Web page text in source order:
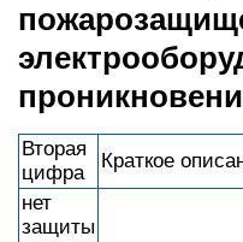
Вторая
цифра
Краткое
нет
защиты